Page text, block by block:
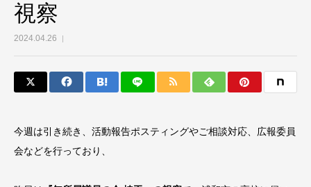
視察
2024.04.26
今週は引き続き、活動報告ポスティングやご相談対応、広報委員
会などを行っており、